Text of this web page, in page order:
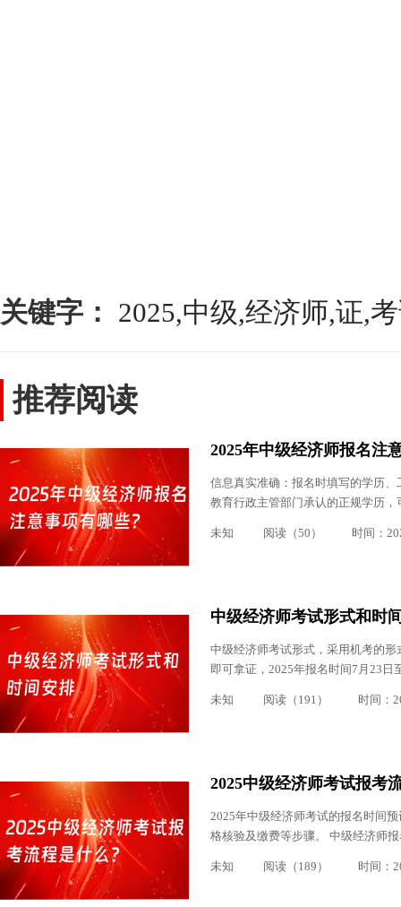
关键字： 2025,中级,经济师,证,
推荐阅读
2025年中级经济师报名注
信息真实准确：报名时填写的学历
教育行政主管部门承认的正规学历
未知 阅读（50） 时间：
中级经济师考试形式和时
中级经济师考试形式，采用机考的
即可拿证，2025年报名时间7月23
未知 阅读（191） 时间：
2025中级经济师考试报考
2025年中级经济师考试的报名时间
格核验及缴费等步骤。 中级经济师
未知 阅读（189） 时间：